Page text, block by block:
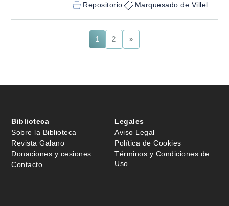
Repositorio Marquesado de Villel
1 2 »
Biblioteca
Sobre la Biblioteca
Revista Galano
Donaciones y cesiones
Contacto
Legales
Aviso Legal
Política de Cookies
Términos y Condiciones de
Uso